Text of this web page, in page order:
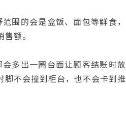
围的会是盒饭、面包等鲜食，
额。
多出一圈台面让顾客结账时放
不会撞到柜台，也不会卡到推